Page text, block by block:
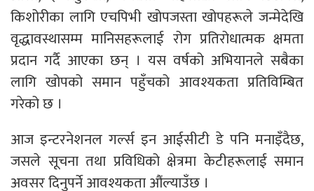
किशोरीका लागि एचपिभी खोपजस्ता खोपहरूले जन्मेदेखि
वृद्धावस्थासम्म मानिसहरूलाई रोग प्रतिरोधात्मक क्षमता
प्रदान गर्दै आएका छन् । यस वर्षको अभियानले सबैका
लागि खोपको समान पहुँचको आवश्यकता प्रतिविम्बित
गरेको छ ।
आज इन्टरनेशनल गर्ल्स इन आईसीटी डे पनि मनाइँदैछ,
जसले सूचना तथा प्रविधिको क्षेत्रमा केटीहरूलाई समान
अवसर दिनुपर्ने आवश्यकता औंल्याउँछ ।